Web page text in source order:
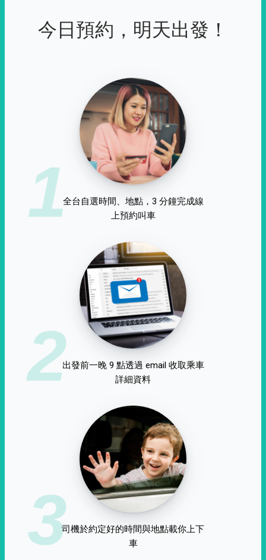
今日預約，明天出發！
1全台自選時間、地點，3 分鐘完成線
上預約叫車
2出發前一晚 9 點透過 email 收取乘車
詳細資料
3司機於約定好的時間與地點載你上下
車